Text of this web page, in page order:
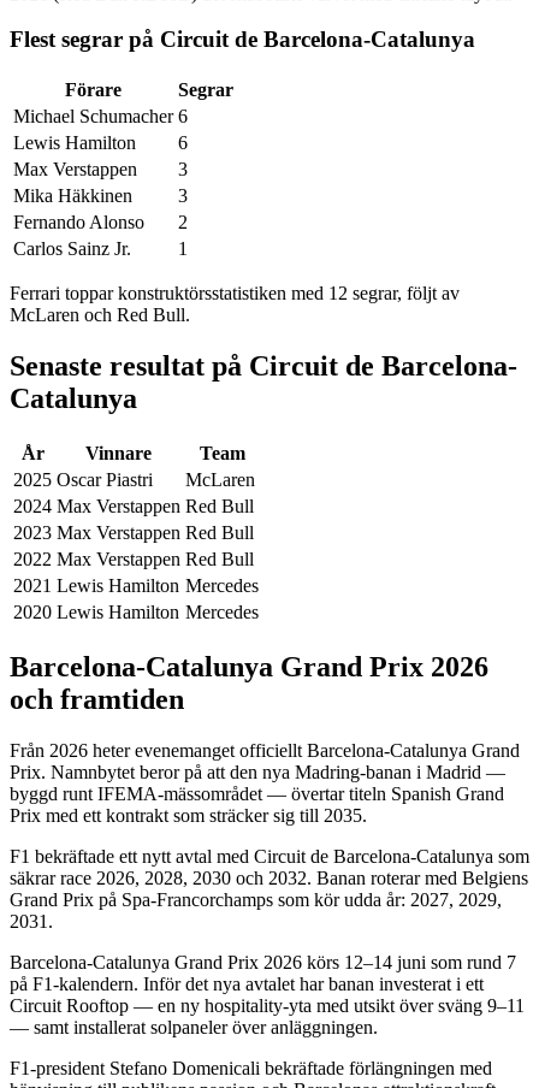
Flest segrar på Circuit de Barcelona-Catalunya
Förare
Segrar
Michael Schumacher 6
Lewis Hamilton
6
Max Verstappen
3
Mika Häkkinen
3
Fernando Alonso
2
Carlos Sainz Jr.
1
Ferrari toppar konstruktörsstatistiken med 12 segrar, följt av
McLaren och Red Bull.
Senaste resultat på Circuit de Barcelona-
Catalunya
År Vinnare
Team
2025 Oscar Piastri
McLaren
2024 Max Verstappen Red Bull
2023 Max Verstappen Red Bull
2022 Max Verstappen Red Bull
2021 Lewis Hamilton Mercedes
2020 Lewis Hamilton Mercedes
Barcelona-Catalunya Grand Prix 2026
och framtiden
Från 2026 heter evenemanget officiellt Barcelona-Catalunya Grand
Prix. Namnbytet beror på att den nya Madring-banan i Madrid —
byggd runt IFEMA-mässområdet — övertar titeln Spanish Grand
Prix med ett kontrakt som sträcker sig till 2035.
F1 bekräftade ett nytt avtal med Circuit de Barcelona-Catalunya som
säkrar race 2026, 2028, 2030 och 2032. Banan roterar med Belgiens
Grand Prix på Spa-Francorchamps som kör udda år: 2027, 2029,
2031.
Barcelona-Catalunya Grand Prix 2026 körs 12–14 juni som rund 7
på F1-kalendern. Inför det nya avtalet har banan investerat i ett
Circuit Rooftop — en ny hospitality-yta med utsikt över sväng 9–11
— samt installerat solpaneler över anläggningen.
F1-president Stefano Domenicali bekräftade förlängningen med